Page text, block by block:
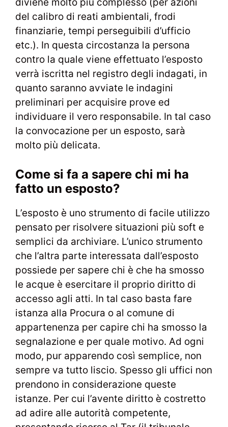
diviene molto piu complesso (per azioni
del calibro di reati ambientali, frodi
finanziarie, tempi perseguibili d’ufficio
etc.). In questa circostanza la persona
contro la quale viene effettuato l’esposto
verrà iscritta nel registro degli indagati, in
quanto saranno avviate le indagini
preliminari per acquisire prove ed
individuare il vero responsabile. In tal caso
la convocazione per un esposto, sarà
molto più delicata.
Come si fa a sapere chi mi ha
fatto un esposto?
L’esposto è uno strumento di facile utilizzo
pensato per risolvere situazioni più soft e
semplici da archiviare. L’unico strumento
che l’altra parte interessata dall’esposto
possiede per sapere chi è che ha smosso
le acque è esercitare il proprio diritto di
accesso agli atti. In tal caso basta fare
istanza alla Procura o al comune di
appartenenza per capire chi ha smosso la
segnalazione e per quale motivo. Ad ogni
modo, pur apparendo così semplice, non
sempre va tutto liscio. Spesso gli uffici non
prendono in considerazione queste
istanze. Per cui l’avente diritto è costretto
ad adire alle autorità competente,